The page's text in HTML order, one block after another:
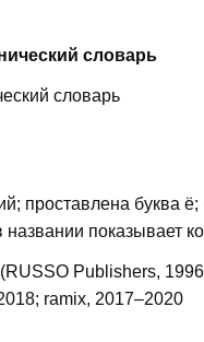
словарь
словарь
проставлена буква
показывает
Publishers,
ramix, 2017–2020